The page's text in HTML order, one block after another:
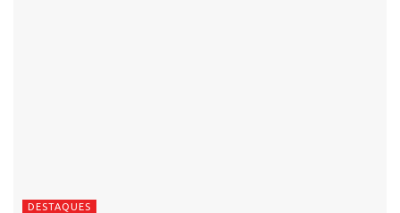
DESTAQUES